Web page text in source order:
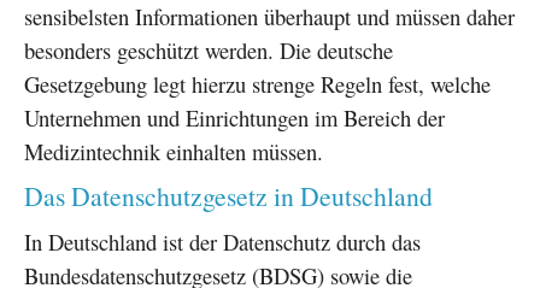
sensibelsten Informationen überhaupt und müssen daher
besonders geschützt werden. Die deutsche
Gesetzgebung legt hierzu strenge Regeln fest, welche
Unternehmen und Einrichtungen im Bereich der
Medizintechnik einhalten müssen.
Das Datenschutzgesetz in Deutschland
In Deutschland ist der Datenschutz durch das
Bundesdatenschutzgesetz (BDSG) sowie die